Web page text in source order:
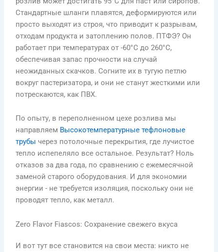
Стандартные шланги плавятся, деформируются или
просто выходят из строя, что приводит к разрывам,
отходам продукта и затоплению полов. ПТФЭ? Он
работает при температурах от -60°C до 260°C,
обеспечивая запас прочности на случай
неожиданных скачков. Согните их в тугую петлю
вокруг пастеризатора, и они не станут жесткими или
потрескаются, как ПВХ.
По опыту, в переполненном цехе розлива мы
направляем Высокотемпературные тефлоновые
трубы через потолочные перекрытия, где лучистое
тепло испепеляло все остальное. Результат? Ноль
отказов за два года, по сравнению с ежемесячной
заменой старого оборудования. И для экономии
энергии - не требуется изоляция, поскольку они не
проводят тепло, как металл.
Zero Flavor Fiascos: Сохранение свежего вкуса
И вот тут все становится на свои места: никто не